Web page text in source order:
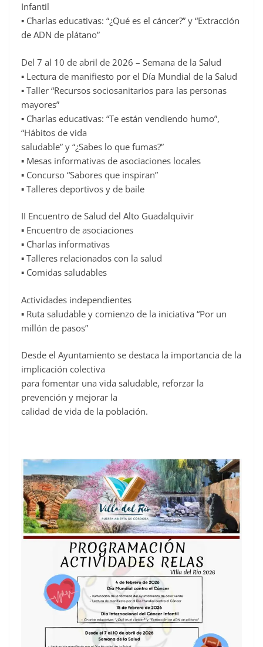
Infantil
▪ Charlas educativas: “¿Qué es el cáncer?” y “Extracción
de ADN de plátano”
Del 7 al 10 de abril de 2026 – Semana de la Salud
▪ Lectura de manifiesto por el Día Mundial de la Salud
▪ Taller “Recursos sociosanitarios para las personas
mayores”
▪ Charlas educativas: “Te están vendiendo humo”,
“Hábitos de vida
saludable” y “¿Sabes lo que fumas?”
▪ Mesas informativas de asociaciones locales
▪ Concurso “Sabores que inspiran”
▪ Talleres deportivos y de baile
II Encuentro de Salud del Alto Guadalquivir
▪ Encuentro de asociaciones
▪ Charlas informativas
▪ Talleres relacionados con la salud
▪ Comidas saludables
Actividades independientes
▪ Ruta saludable y comienzo de la iniciativa “Por un
millón de pasos”
Desde el Ayuntamiento se destaca la importancia de la
implicación colectiva
para fomentar una vida saludable, reforzar la
prevención y mejorar la
calidad de vida de la población.